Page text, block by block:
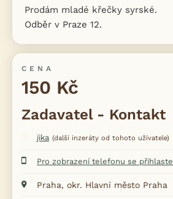
Prodám mladé křečky syrské.
Odběr v Praze 12.
CENA
150 Kč
Zadavatel - Kontakt
jika (další inzeráty od tohoto uživatele)
Pro zobrazení telefonu se přihlaste
Praha, okr. Hlavní město Praha